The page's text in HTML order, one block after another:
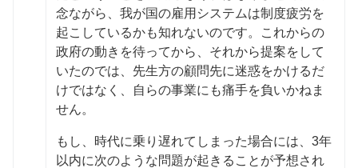
念ながら、我が国の雇用システムは制度疲労を
起こしているかも知れないのです。これからの
政府の動きを待ってから、それから提案をして
いたのでは、先生方の顧問先に迷惑をかけるだ
けではなく、自らの事業にも痛手を負いかねま
せん。
もし、時代に乗り遅れてしまった場合には、3年
以内に次のような問題が起きることが予想され